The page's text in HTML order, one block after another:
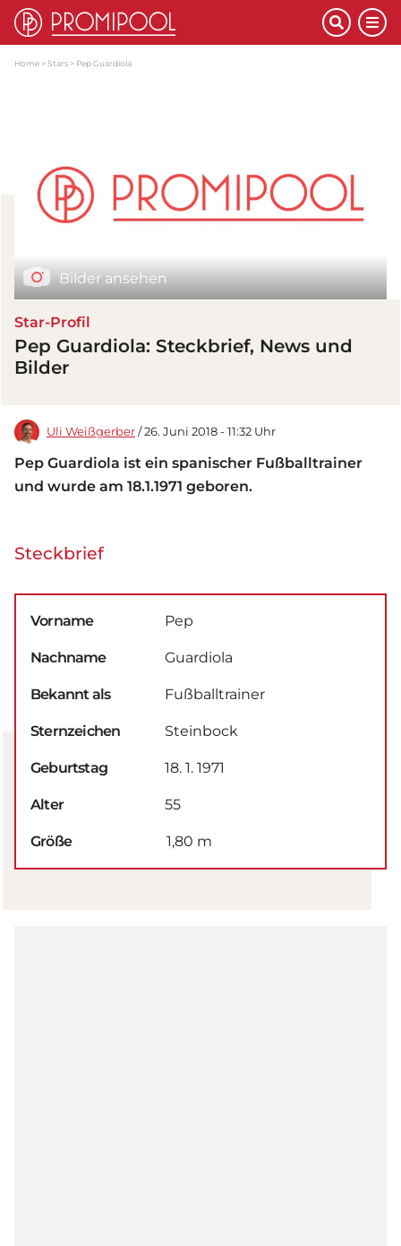
Home Stars Pep Guardiola
Bilder ansehen
Star-Profil
Pep Guardiola: Steckbrief, News und
Bilder
Uli Weißgerber / 26. Juni 2018 - 11:32 Uhr
Pep Guardiola ist ein spanischer Fußballtrainer
und wurde am 18.1.1971 geboren.
Steckbrief
Vorname Pep
Nachname Guardiola
Bekannt als Fußballtrainer
Sternzeichen Steinbock
Geburtstag 18. 1. 1971
Alter 55
Größe 1,80 m